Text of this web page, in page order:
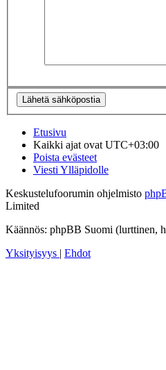
Etusivu
Kaikki ajat ovatUTC+03:00
Poista evästeet
Viesti Ylläpidolle
Keskustelufoorumin ohjelmisto
Limited
Käännös: phpBB Suomi (lurttinen,
Yksityisyys
Ehdot